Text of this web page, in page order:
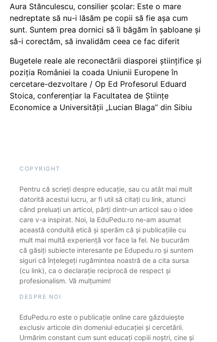
Aura Stănculescu, consilier școlar: Este o mare
nedreptate să nu-i lăsăm pe copii să fie așa cum
sunt. Suntem prea dornici să îi băgăm în șabloane și
să-i corectăm, să invalidăm ceea ce fac diferit
Bugetele reale ale reconectării diasporei științifice și
poziția României la coada Uniunii Europene în
cercetare-dezvoltare / Op Ed Profesorul Eduard
Stoica, conferențiar la Facultatea de Științe
Economice a Universității „Lucian Blaga” din Sibiu
COPYRIGHT
Pentru că scrieți despre educație, sau cu atât mai mult
datorită acestui lucru, ar fi util să citați cu link, atunci
când preluați un articol, părți dintr-un articol sau o idee
care v-a inspirat. Noi, la EduPedu.ro ne-am asumat
această conduită etică și sperăm că și publicațiile cu
mult mai multă experiență vor face la fel. Ne bucurăm
că găsiți subiecte interesante pe Edupedu.ro și suntem
siguri că înțelegeți rugămintea noastră de a cita sursa
(cu link), ca o declarație reciprocă de respect și
profesionalism. Vă mulțumim!
DESPRE NOI
EduPedu.ro este o publicație online care găzduiește
exclusiv articole din domeniul educației și cercetării.
Urmărim constant cum sunt educați copiii noștri, cine și